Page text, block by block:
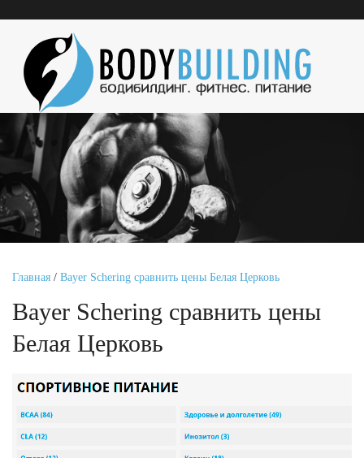
Главная / Bayer Schering сравнить цены Белая Церковь
Bayer Schering сравнить цены
Белая Церковь